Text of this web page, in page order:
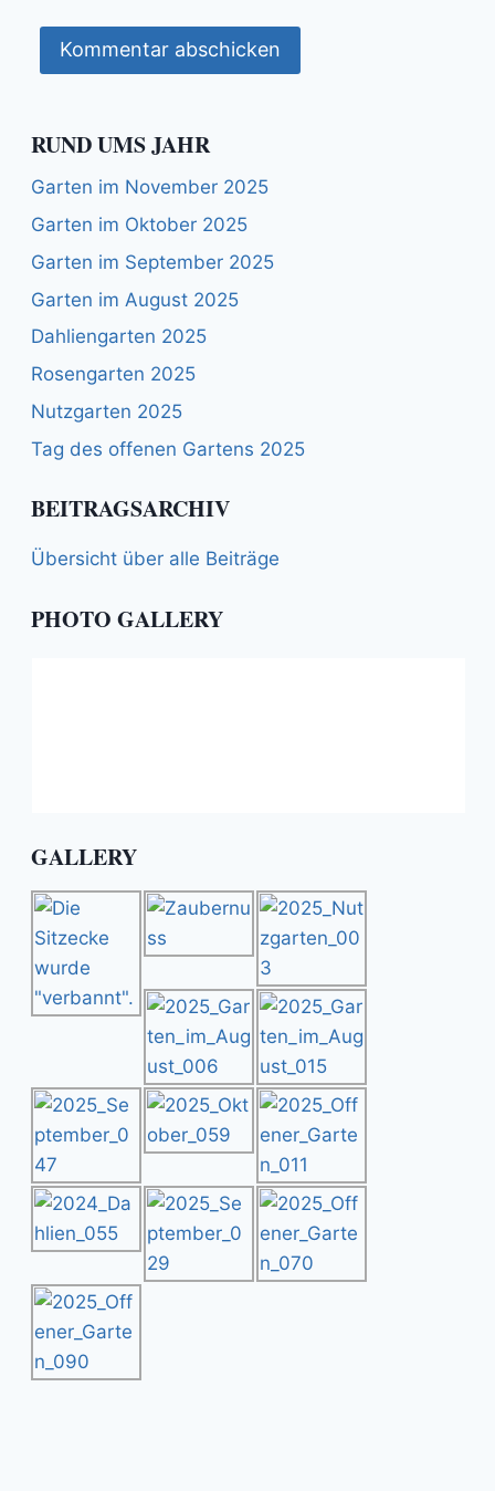
RUND UMS JAHR
Garten im November 2025
Garten im Oktober 2025
Garten im September 2025
Garten im August 2025
Dahliengarten 2025
Rosengarten 2025
Nutzgarten 2025
Tag des offenen Gartens 2025
BEITRAGSARCHIV
Übersicht über alle Beiträge
PHOTO GALLERY
GALLERY